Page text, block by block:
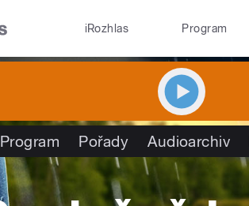
iRozhlas Program
Program Pořady Audioarchiv